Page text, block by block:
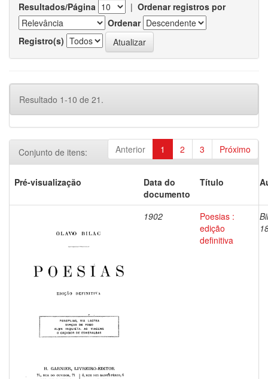
Resultados/Página | Ordenar registros por
Ordenar
Registro(s)
Resultado 1-10 de 21.
Anterior 1 2 3 Próximo
Conjunto de itens:
Pré-visualização
Data do
documento
Título
1902
Poesias :
edição
definitiva